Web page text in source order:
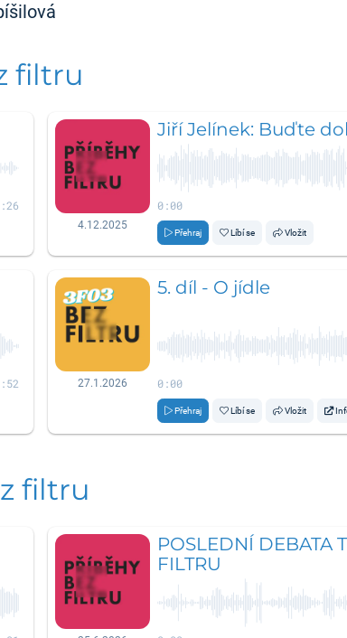
filtru
4.12.2025
Jiří Jelínek: Buďte
0:00
Přehraj Líbí se Vložit
27.1.2026
5. díl - O jídle
0:00
Přehraj Líbí se Vložit
filtru
POSLEDNÍ DEBATA
FILTRU